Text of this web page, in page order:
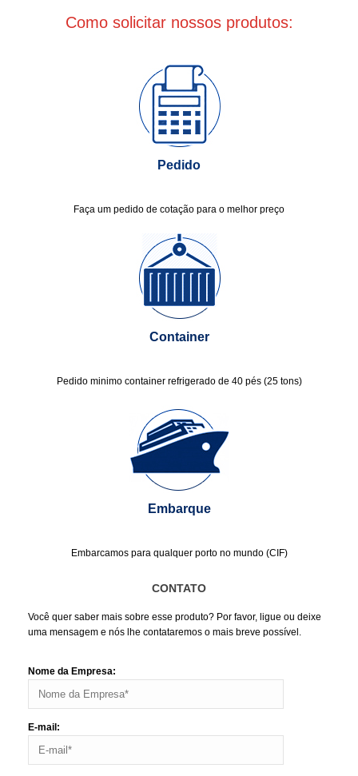
Como solicitar nossos produtos:
Pedido
Faça um pedido de cotação para o melhor preço
Container
Pedido minimo container refrigerado de 40 pés (25 tons)
Embarque
Embarcamos para qualquer porto no mundo (CIF)
CONTATO
Você quer saber mais sobre esse produto? Por favor, ligue ou deixe
uma mensagem e nós lhe contataremos o mais breve possível.
Nome da Empresa:
E-mail: